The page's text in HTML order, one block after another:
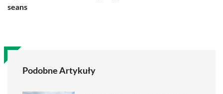
seans
Podobne Artykuły